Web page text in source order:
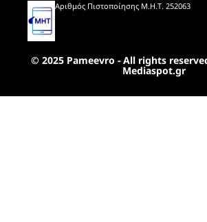
Αριθμός Πιστοποίησης Μ.Η.Τ. 252063
© 2025 Pameevro - All rights
Mediaspot.gr